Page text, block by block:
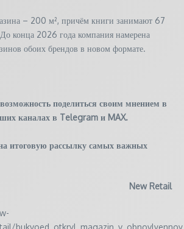
– 200 м², причём книги занимают 67
конца 2026 года компания намерена
обоих брендов в новом формате.
поделиться своим мнением в
каналах в Telegram и MAX.
итоговую рассылку самых важных
New Retail